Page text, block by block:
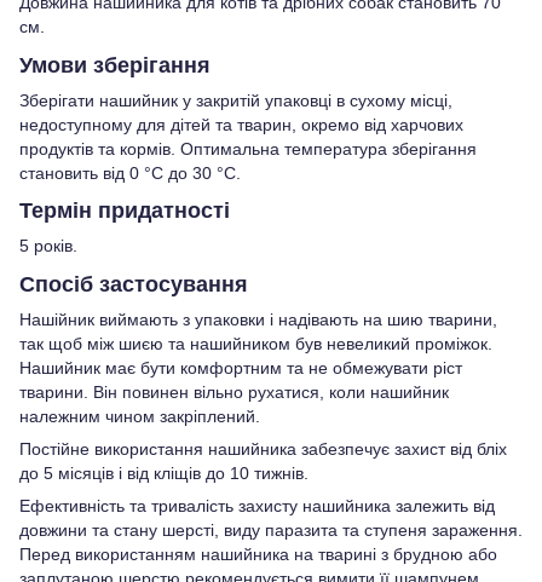
см.
Умови зберігання
Зберігати нашийник у закритій упаковці в сухому місці,
недоступному для дітей та тварин, окремо від харчових
продуктів та кормів. Оптимальна температура зберігання
становить від 0 °C до 30 °C.
Термін придатності
5 років.
Спосіб застосування
Нашійник виймають з упаковки і надівають на шию тварини,
так щоб між шиєю та нашийником був невеликий проміжок.
Нашийник має бути комфортним та не обмежувати ріст
тварини. Він повинен вільно рухатися, коли нашийник
належним чином закріплений.
Постійне використання нашийника забезпечує захист від бліх
до 5 місяців і від кліщів до 10 тижнів.
Ефективність та тривалість захисту нашийника залежить від
довжини та стану шерсті, виду паразита та ступеня зараження.
Перед використанням нашийника на тварині з брудною або